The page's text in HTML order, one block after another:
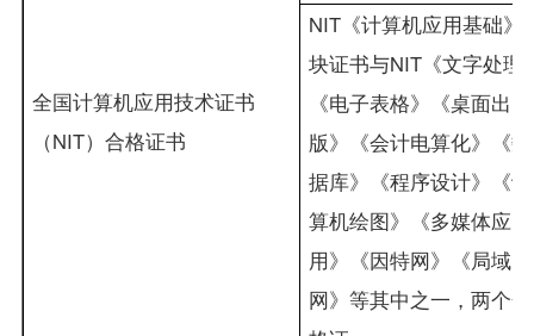
全国计算机应用技术证书
（NIT）合格证书
NIT 《计算机应用基础》
块证书与NIT 《文字处理
《电子表格》《桌面出
版》《会计电算化》《数
据库》《程序设计》《计
算机绘图》《多媒体应
用》《因特网》《局域
网》等其中之一，两个合